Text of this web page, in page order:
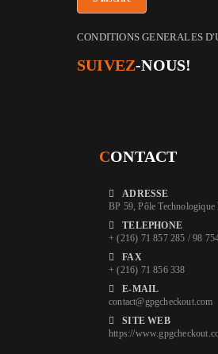
CONDITIONS GENERALES
SUIVEZ-NOUS!
CONTACT
ADRESSE
BP 59, Pôle
TELEPHONE
+ (216) 71 857 285 / 98
FAX
+ (216) 71 856 338
E-MAIL
contact@gpgcheckout.com
SITE WEB
https://